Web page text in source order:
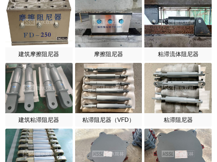
建筑摩擦阻尼器 摩擦阻尼器 粘滞流体阻尼器
建筑粘滞阻尼器 粘滞阻尼器（VFD） 粘滞阻尼器